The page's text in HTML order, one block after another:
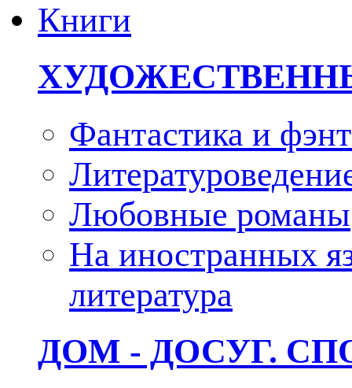
Книги
Фантастика и
Любовные романы
На иностранных
литература
ДОМ - ДОСУГ.